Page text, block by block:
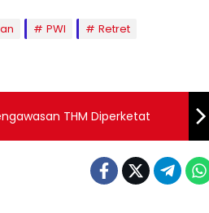
PWI Retret
THM Diperketat